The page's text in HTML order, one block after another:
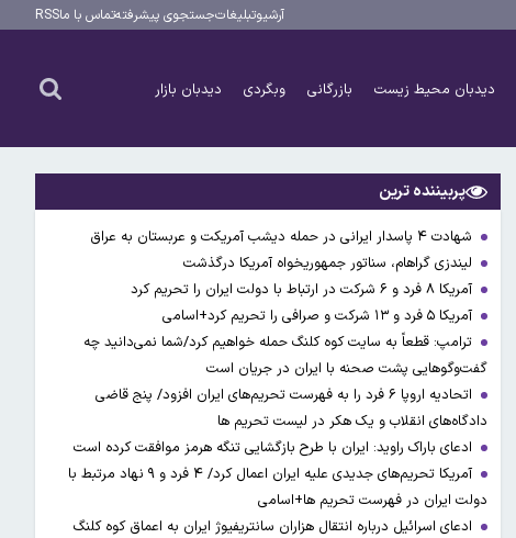
آرشیوتبلیغاتجستجوی پیشرفتهتماس با ماRSS
دیدبان محیط زیست بازرگانی وبگردی دیدبان بازار
پربیننده ترین
شهادت ۴ پاسدار ایرانی در حمله دیشب آمریکت و عربستان به عراق
لیندزی گراهام، سناتور جمهوریخواه آمریکا درگذشت
آمریکا ۸ فرد و ۶ شرکت در ارتباط با دولت ایران را تحریم کرد
آمریکا ۵ فرد و ۱۳ شرکت و صرافی را تحریم کرد+اسامی
ترامپ: قطعاً به سایت کوه کلنگ حمله خواهیم کرد/شما نمی‌دانید چه
گفت‌وگوهایی پشت صحنه با ایران در جریان است
اتحادیه اروپا ۶ فرد را به فهرست تحریم‌های ایران افزود/ پنج قاضی
دادگاه‌های انقلاب و یک هکر در لیست تحریم ها
ادعای باراک راوید: ایران با طرح بازگشایی تنگه هرمز موافقت کرده است
آمریکا تحریم‌های جدیدی علیه ایران اعمال کرد/ ۴ فرد و ۹ نهاد مرتبط با
دولت ایران در فهرست تحریم ها+اسامی
ادعای اسرائیل درباره انتقال هزاران سانتریفیوژ ایران به اعماق کوه کلنگ